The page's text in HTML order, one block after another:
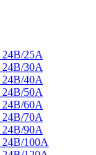
24B/25A
24B/30A
24B/40A
24B/50A
24B/60A
24B/70A
24B/90A
100A